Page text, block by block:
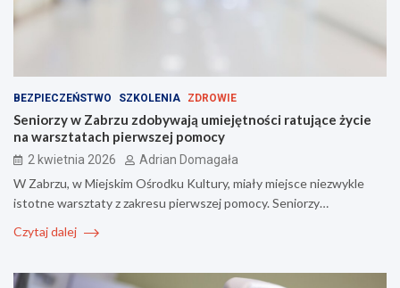
BEZPIECZEŃSTWO SZKOLENIA ZDROWIE
Seniorzy w Zabrzu zdobywają umiejętności ratujące życie
na warsztatach pierwszej pomocy
2 kwietnia 2026 Adrian Domagała
W Zabrzu, w Miejskim Ośrodku Kultury, miały miejsce niezwykle
istotne warsztaty z zakresu pierwszej pomocy. Seniorzy…
Czytaj dalej